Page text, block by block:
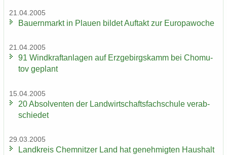
21.04.2005
Bau­ern­markt in Plau­en bil­det Auf­takt zur Eu­ro­pa­wo­che
21.04.2005
91 Wind­kraft­an­la­gen auf Erz­ge­birgs­kamm bei Chomu­
tov ge­plant
15.04.2005
20 Ab­sol­ven­ten der Land­wirt­schafts­fach­schu­le ver­ab­
schie­det
29.03.2005
Land­kreis Chem­nit­zer Land hat ge­neh­mig­ten Haus­halt